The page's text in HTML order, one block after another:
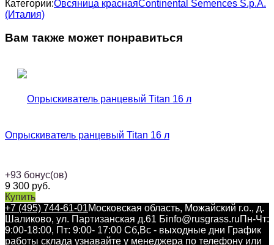
Категории:Овсяница краснаяContinental Semences S.p.A.
(Италия)
Вам также может понравиться
Опрыскиватель ранцевый Titan 16 л
+93 бонус(ов)
9 300 руб.
Купить
+7 (495) 744-61-01Московская область, Можайский г.о., д.
Шаликово, ул. Партизанская д.61 Бinfo@rusgrass.ruПн-Чт:
9:00-18:00, Пт: 9:00- 17:00 Сб,Вс - выходные дни График
работы склада узнавайте у менеджера по телефону или